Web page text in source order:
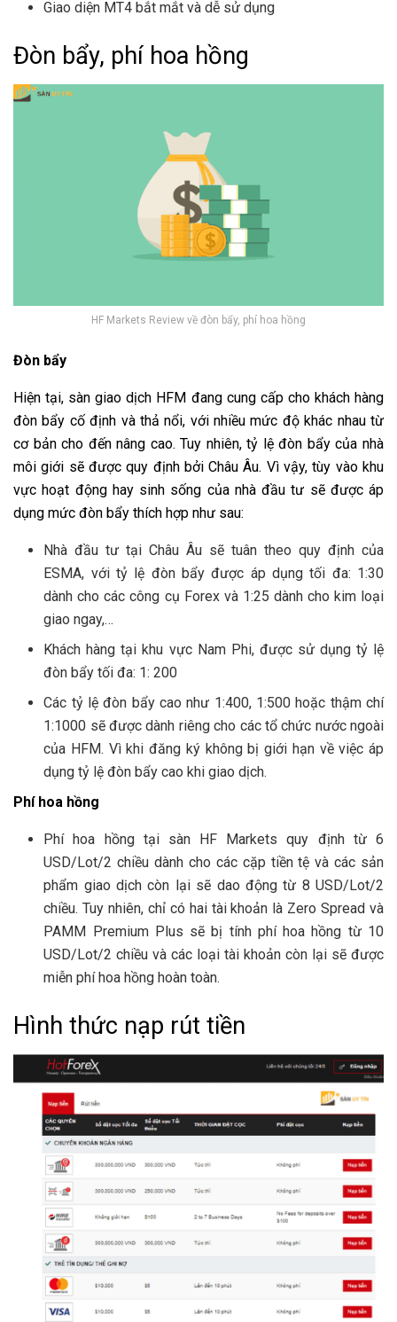
Giao diện MT4 bắt mắt và dễ sử dụng
Đòn bẩy, phí hoa hồng
HF Markets Review về đòn bẩy, phí hoa hồng
Đòn bẩy
Hiện tại, sàn giao dịch HFM đang cung cấp cho khách hàng
đòn bẩy cố định và thả nổi, với nhiều mức độ khác nhau từ
cơ bản cho đến nâng cao. Tuy nhiên, tỷ lệ đòn bẩy của nhà
môi giới sẽ được quy định bởi Châu Âu. Vì vậy, tùy vào khu
vực hoạt động hay sinh sống của nhà đầu tư sẽ được áp
dụng mức đòn bẩy thích hợp như sau:
Nhà đầu tư tại Châu Âu sẽ tuân theo quy định của
ESMA, với tỷ lệ đòn bẩy được áp dụng tối đa: 1:30
dành cho các công cụ Forex và 1:25 dành cho kim loại
giao ngay,…
Khách hàng tại khu vực Nam Phi, được sử dụng tỷ lệ
đòn bẩy tối đa: 1: 200
Các tỷ lệ đòn bẩy cao như 1:400, 1:500 hoặc thậm chí
1:1000 sẽ được dành riêng cho các tổ chức nước ngoài
của HFM. Vì khi đăng ký không bị giới hạn về việc áp
dụng tỷ lệ đòn bẩy cao khi giao dịch.
Phí hoa hồng
Phí hoa hồng tại sàn HF Markets quy định từ 6
USD/Lot/2 chiều dành cho các cặp tiền tệ và các sản
phẩm giao dịch còn lại sẽ dao động từ 8 USD/Lot/2
chiều. Tuy nhiên, chỉ có hai tài khoản là Zero Spread và
PAMM Premium Plus sẽ bị tính phí hoa hồng từ 10
USD/Lot/2 chiều và các loại tài khoản còn lại sẽ được
miễn phí hoa hồng hoàn toàn.
Hình thức nạp rút tiền